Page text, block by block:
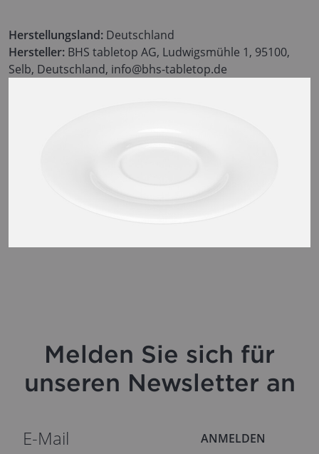
Herstellungsland: Deutschland
Hersteller: BHS tabletop AG, Ludwigsmühle 1, 95100,
Selb, Deutschland, info@bhs-tabletop.de
Melden Sie sich für
unseren Newsletter an
ANMELDEN